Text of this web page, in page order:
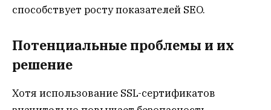
способствует росту показателей SEO.
Потенциальные проблемы и их
решение
Хотя использование SSL-сертификатов